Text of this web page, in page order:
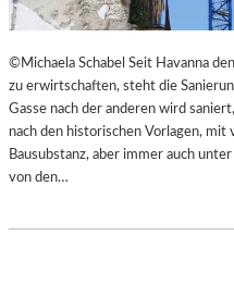
©Michaela Schabel Seit Havanna
zu erwirtschaften, steht die
Gasse nach der anderen wird
nach den historischen Vorlagen,
Bausubstanz, aber immer auch
von den…